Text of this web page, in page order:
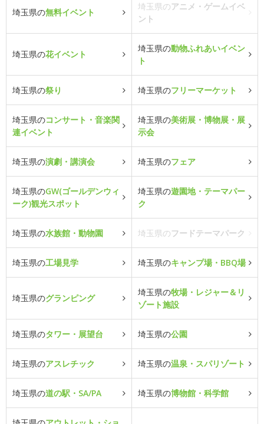
埼玉県の無料イベント
埼玉県のアニメ・ゲームイベ
ント
埼玉県の花イベント
埼玉県の動物ふれあいイベン
ト
埼玉県の祭り 埼玉県のフリーマーケット
埼玉県のコンサート・音楽関
連イベント
埼玉県の美術展・博物展・展
示会
埼玉県の演劇・講演会 埼玉県のフェア
埼玉県のGW(ゴールデンウィ
ーク)観光スポット
埼玉県の遊園地・テーマパー
ク
埼玉県の水族館・動物園 埼玉県のフードテーマパーク
埼玉県の工場見学 埼玉県のキャンプ場・BBQ場
埼玉県のグランピング
埼玉県の牧場・レジャー＆リ
ゾート施設
埼玉県のタワー・展望台 埼玉県の公園
埼玉県のアスレチック 埼玉県の温泉・スパリゾート
埼玉県の道の駅・SA/PA 埼玉県の博物館・科学館